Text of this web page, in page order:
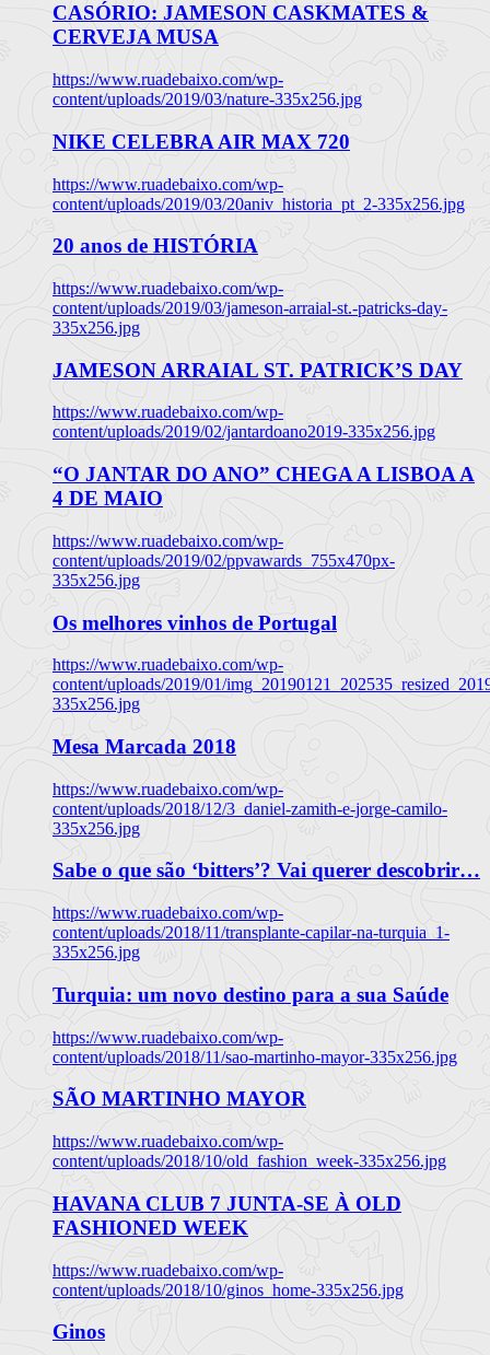
CASÓRIO: JAMESON CASKMATES &
CERVEJA MUSA
https://www.ruadebaixo.com/wp-
content/uploads/2019/03/nature-335x256.jpg
NIKE CELEBRA AIR MAX 720
https://www.ruadebaixo.com/wp-
content/uploads/2019/03/20aniv_historia_pt_2-335x256.jpg
20 anos de HISTÓRIA
https://www.ruadebaixo.com/wp-
content/uploads/2019/03/jameson-arraial-st.-patricks-day-
335x256.jpg
JAMESON ARRAIAL ST. PATRICK’S DAY
https://www.ruadebaixo.com/wp-
content/uploads/2019/02/jantardoano2019-335x256.jpg
“O JANTAR DO ANO” CHEGA A LISBOA A
4 DE MAIO
https://www.ruadebaixo.com/wp-
content/uploads/2019/02/ppvawards_755x470px-
335x256.jpg
Os melhores vinhos de Portugal
https://www.ruadebaixo.com/wp-
content/uploads/2019/01/
335x256.jpg
Mesa Marcada 2018
https://www.ruadebaixo.com/wp-
content/uploads/2018/12/3_daniel-zamith-e-jorge-camilo-
335x256.jpg
Sabe o que são ‘bitters’? Vai querer descobrir…
https://www.ruadebaixo.com/wp-
content/uploads/2018/11/transplante-capilar-na-turquia_1-
335x256.jpg
Turquia: um novo destino para a sua Saúde
https://www.ruadebaixo.com/wp-
content/uploads/2018/11/sao-martinho-mayor-335x256.jpg
SÃO MARTINHO MAYOR
https://www.ruadebaixo.com/wp-
content/uploads/2018/10/old_fashion_week-335x256.jpg
HAVANA CLUB 7 JUNTA-SE À OLD
FASHIONED WEEK
https://www.ruadebaixo.com/wp-
content/uploads/2018/10/ginos_home-335x256.jpg
Ginos